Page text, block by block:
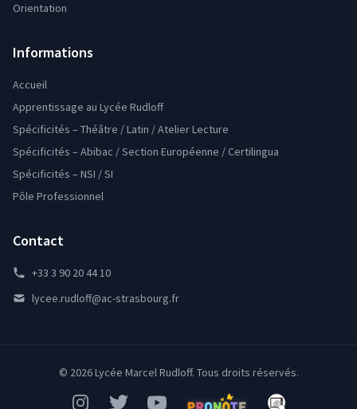
Orientation
Informations
Accueil
Apprentissage au Lycée Rudloff
Spécificités – Théâtre / Latin / Atelier Lecture
Spécificités – Abibac / Section Européenne / Certilingua
Spécificités – NSI / SI
Pôle Professionnel
Contact
+33 3 90 20 44 10
lycee.rudloff@ac-strasbourg.fr
© 2026 Lycée Marcel Rudloff. Tous droits réservés.
InstagramTwitterYouTubePronote Mon Bureau